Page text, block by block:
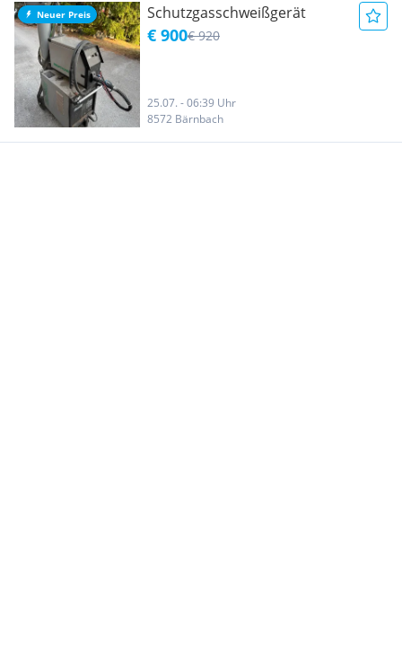
Neuer Preis Schutzgasschweißgerät
€ 900€ 920
25.07. - 06:39 Uhr
8572 Bärnbach